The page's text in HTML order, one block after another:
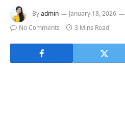
Byadmin January 18, 2026
No Comments
3 Mins Read